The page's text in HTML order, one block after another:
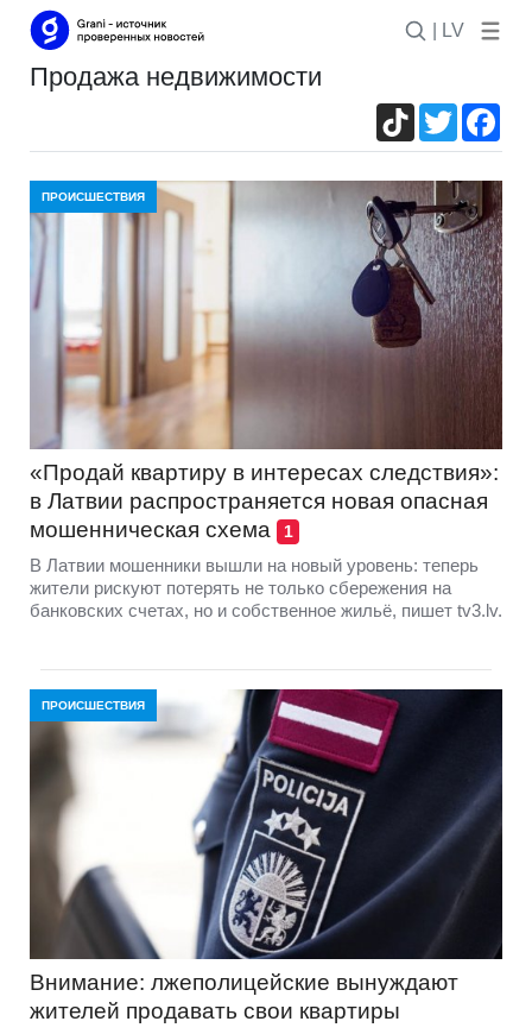
| LV
продажа недвижимости
TikTokTwitter
ПРОИСШЕСТВИЯ
«Продай квартиру в интересах следствия»:
в Латвии распространяется новая опасная
мошенническая схема
1
В Латвии мошенники вышли на новый уровень: теперь
жители рискуют потерять не только сбережения на
банковских счетах, но и собственное жильё, пишет tv3.lv.
ПРОИСШЕСТВИЯ
Внимание: лжеполицейские вынуждают
жителей продавать свои квартиры